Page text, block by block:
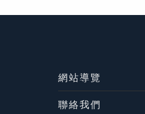
網站導覽
聯絡我們